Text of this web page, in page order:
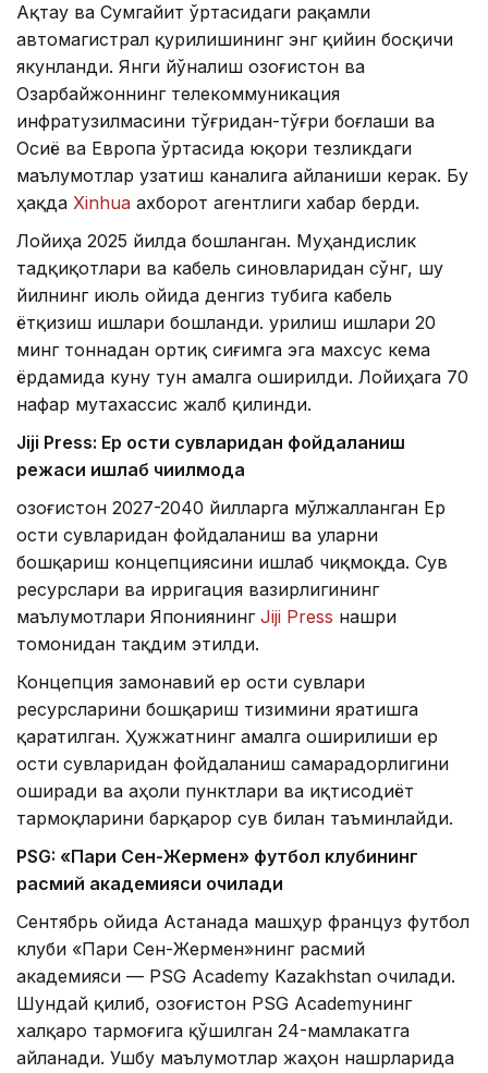
Ақтау ва Сумгайит ўртасидаги рақамли
автомагистрал қурилишининг энг қийин босқичи
якунланди. Янги йўналиш Қозоғистон ва
Озарбайжоннинг телекоммуникация
инфратузилмасини тўғридан-тўғри боғлаши ва
Осиё ва Европа ўртасида юқори тезликдаги
маълумотлар узатиш каналига айланиши керак. Бу
ҳақда Xinhua ахборот агентлиги хабар берди.
Лойиҳа 2025 йилда бошланган. Муҳандислик
тадқиқотлари ва кабель синовларидан сўнг, шу
йилнинг июль ойида денгиз тубига кабель
ётқизиш ишлари бошланди. Қурилиш ишлари 20
минг тоннадан ортиқ сиғимга эга махсус кема
ёрдамида куну тун амалга оширилди. Лойиҳага 70
нафар мутахассис жалб қилинди.
Jiji Press: Ер ости сувларидан фойдаланиш
режаси ишлаб чиқилмоқда
Қозоғистон 2027-2040 йилларга мўлжалланган Ер
ости сувларидан фойдаланиш ва уларни
бошқариш концепциясини ишлаб чиқмоқда. Сув
ресурслари ва ирригация вазирлигининг
маълумотлари Япониянинг Jiji Press нашри
томонидан тақдим этилди.
Концепция замонавий ер ости сувлари
ресурсларини бошқариш тизимини яратишга
қаратилган. Ҳужжатнинг амалга оширилиши ер
ости сувларидан фойдаланиш самарадорлигини
оширади ва аҳоли пунктлари ва иқтисодиёт
тармоқларини барқарор сув билан таъминлайди.
PSG: «Пари Сен-Жермен» футбол клубининг
расмий академияси очилади
Сентябрь ойида Астанада машҳур француз футбол
клуби «Пари Сен-Жермен»нинг расмий
академияси — PSG Academy Kazakhstan очилади.
Шундай қилиб, Қозоғистон PSG Academyнинг
халқаро тармоғига қўшилган 24-мамлакатга
айланади. Ушбу маълумотлар жаҳон нашрларида